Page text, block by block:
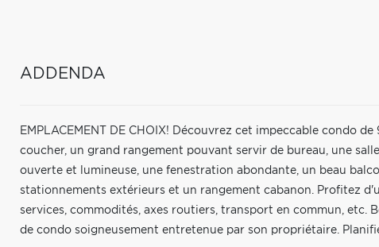
ADDENDA
EMPLACEMENT DE CHOIX! Découvrez cet impeccable condo
coucher, un grand rangement pouvant servir de bureau, une
ouverte et lumineuse, une fenestration abondante, un beau
stationnements extérieurs et un rangement cabanon. Profitez
services, commodités, axes routiers, transport en commun, etc.
de condo soigneusement entretenue par son propriétaire.